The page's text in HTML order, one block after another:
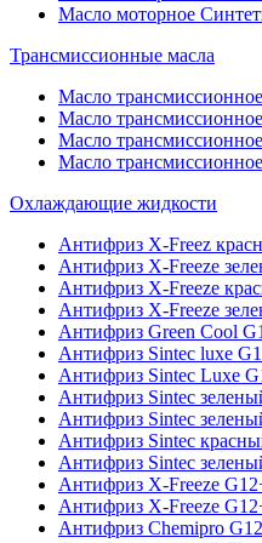
Масло моторное
Трансмиссионные масла
Масло
Масло трансмиссионное
Масло
Масло
Охлаждающие жидкости
Антифриз X-Freez
Антифриз X-Freeze
Антифриз X-Freeze
Антифриз X-Freeze
Антифриз Green Cool
Антифриз Sintec luxe
Антифриз Sintec Luxe
Антифриз Sintec
Антифриз Sintec
Антифриз Sintec
Антифриз Sintec
Антифриз X-Freeze
Антифриз X-Freeze
Антифриз Chemipro